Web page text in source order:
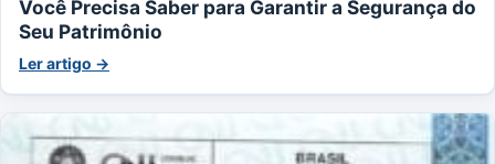
Você Precisa Saber para Garantir a Segurança do
Seu Patrimônio
Ler artigo →